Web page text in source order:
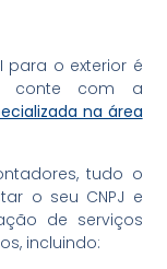
para o exterior é
conte com a
na área
tudo o
o seu CNPJ e
de serviços
incluindo: